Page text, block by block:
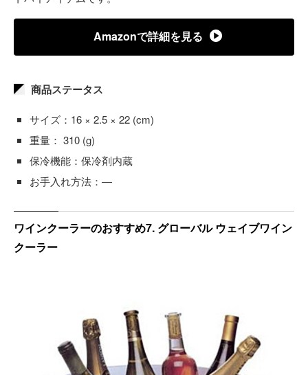
Amazonで詳細を見る
商品ステータス
サイズ：16 × 2.5 × 22 (cm)
重量： 310 (g)
保冷機能：保冷剤内蔵
お手入れ方法：―
ワインクーラーのおすすめ7. グローバル ウェイブワイン
クーラー